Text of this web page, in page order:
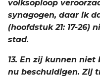
volksoploop
synagogen, daar ik
(hoofdstuk 21: 17-26)
stad.
13. En zij kunnen
nu beschuldigen. Zij